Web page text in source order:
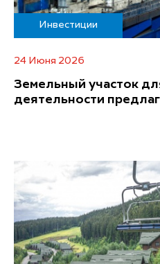
Инвестиции
24 Июня 2026
Земельный участок
деятельности